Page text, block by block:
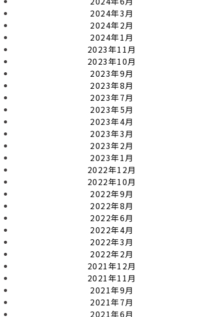
2024年3月
2024年2月
2024年1月
2023年11月
2023年10月
2023年9月
2023年8月
2023年7月
2023年5月
2023年4月
2023年3月
2023年2月
2023年1月
2022年12月
2022年10月
2022年9月
2022年8月
2022年6月
2022年4月
2022年3月
2022年2月
2021年12月
2021年11月
2021年9月
2021年7月
2021年6月